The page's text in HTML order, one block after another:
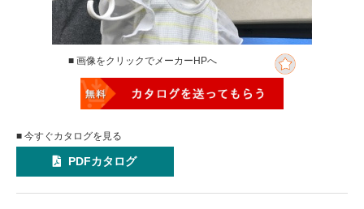
■ 画像をクリックでメーカーHPへ
■ 今すぐカタログを見る
PDFカタログ